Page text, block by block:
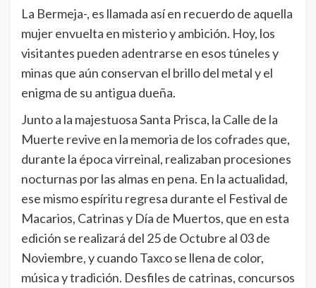
La Bermeja-, es llamada así en recuerdo de aquella
mujer envuelta en misterio y ambición. Hoy, los
visitantes pueden adentrarse en esos túneles y
minas que aún conservan el brillo del metal y el
enigma de su antigua dueña.
Junto a la majestuosa Santa Prisca, la Calle de la
Muerte revive en la memoria de los cofrades que,
durante la época virreinal, realizaban procesiones
nocturnas por las almas en pena. En la actualidad,
ese mismo espíritu regresa durante el Festival de
Macarios, Catrinas y Día de Muertos, que en esta
edición se realizará del 25 de Octubre al 03 de
Noviembre, y cuando Taxco se llena de color,
música y tradición. Desfiles de catrinas, concursos